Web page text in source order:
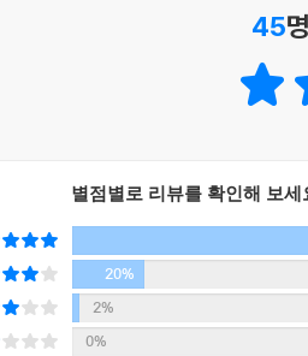
하면 문제가 생겨. (불안감 유발)
없는 ‘다탄두 미사일’입니다. 아이의
아이의 능력이나 판단력이 부 족하
가 우월감을 과시 하는 꼴이 될 수 있
운 이 너무 강해서 부모의 그 안타까
45
별점별로 리뷰를 확인해 보세
20%
2%
0%